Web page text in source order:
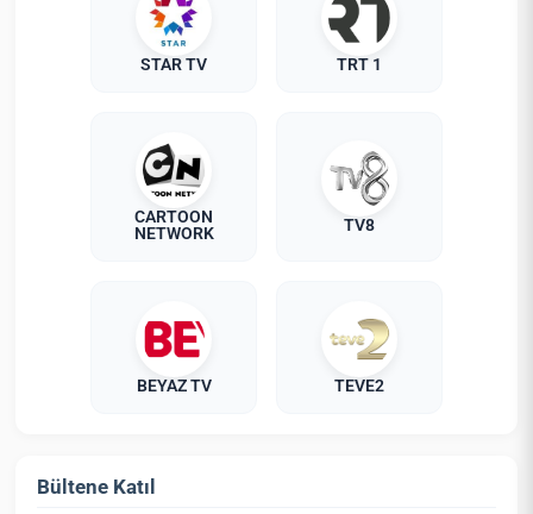
STAR TV TRT 1
CARTOON
NETWORK
TV8
BEYAZ TV TEVE2
Bültene Katıl